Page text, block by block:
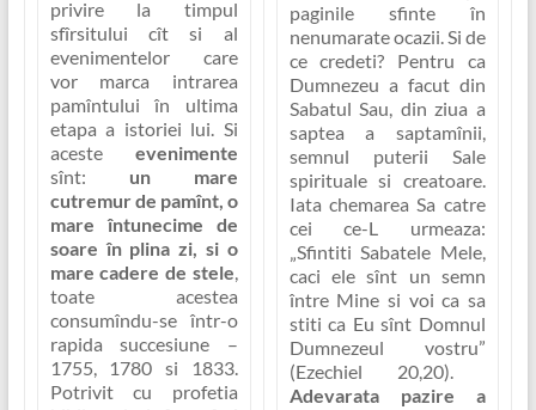
privire la timpul
sfîrsitului cît si al
evenimentelor care
vor marca intrarea
pamîntului în ultima
etapa a istoriei lui . Si
aceste evenimente
sînt: un mare
cutremur de pamînt, o
mare întunecime de
soare în plina zi, si o
mare cadere de stele
toate acestea
consumîndu-se într-o
rapida succesiune –
1755, 1780 si 1833.
Potrivit cu profetia
paginile sfinte în
nenumarate ocazii. Si de
ce credeti? Pentru ca
Dumnezeu a facut din
Sabatul Sau, din ziua a
saptea a saptamînii,
semnul puterii Sale
spirituale si creatoare.
Iata chemarea Sa catre
cei ce-L urmeaza:
„Sfintiti Sabatele Mele,
caci ele sînt un semn
între Mine si voi ca sa
stiti ca Eu sînt Domnul
Dumnezeul vostru”
(Ezechiel 20,20).
Adevarata pazire a